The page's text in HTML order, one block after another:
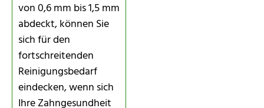
von 0,6 mm bis 1,5 mm
abdeckt, können Sie
sich für den
fortschreitenden
Reinigungsbedarf
eindecken, wenn sich
Ihre Zahngesundheit